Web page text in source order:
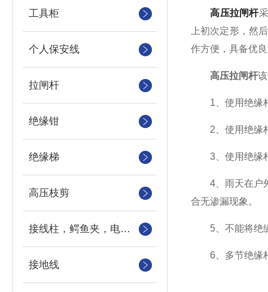
工具柜
个人保安线
拉闸杆
绝缘钳
绝缘梯
高压枝剪
接线柱，鳄鱼夹，电力测试钳，测试导线包
接地线
高压拉闸杆
上初次定形，然
作方便，具备优
高压拉闸杆
1、使用绝缘杆
2、使用绝缘杆
3、使用绝缘杆
4、雨天在户外
合无渗漏现象。
5、不能将绝缘
6、多节绝缘杆